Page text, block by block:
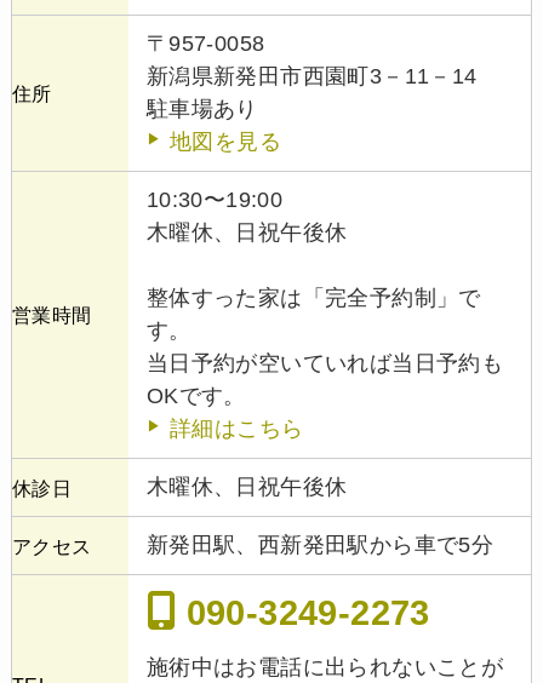
住所
〒957-0058
新潟県新発田市西園町3－11－14
駐車場あり
地図を見る
営業時間
10:30〜19:00
木曜休、日祝午後休
整体すった家は「完全予約制」で
す。
当日予約が空いていれば当日予約も
OKです。
詳細はこちら
休診日 木曜休、日祝午後休
アクセス 新発田駅、西新発田駅から車で5分
090-3249-2273
施術中はお電話に出られないことが